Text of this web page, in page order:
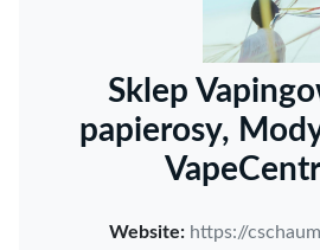
Sklep
papierosy,
Website: https://